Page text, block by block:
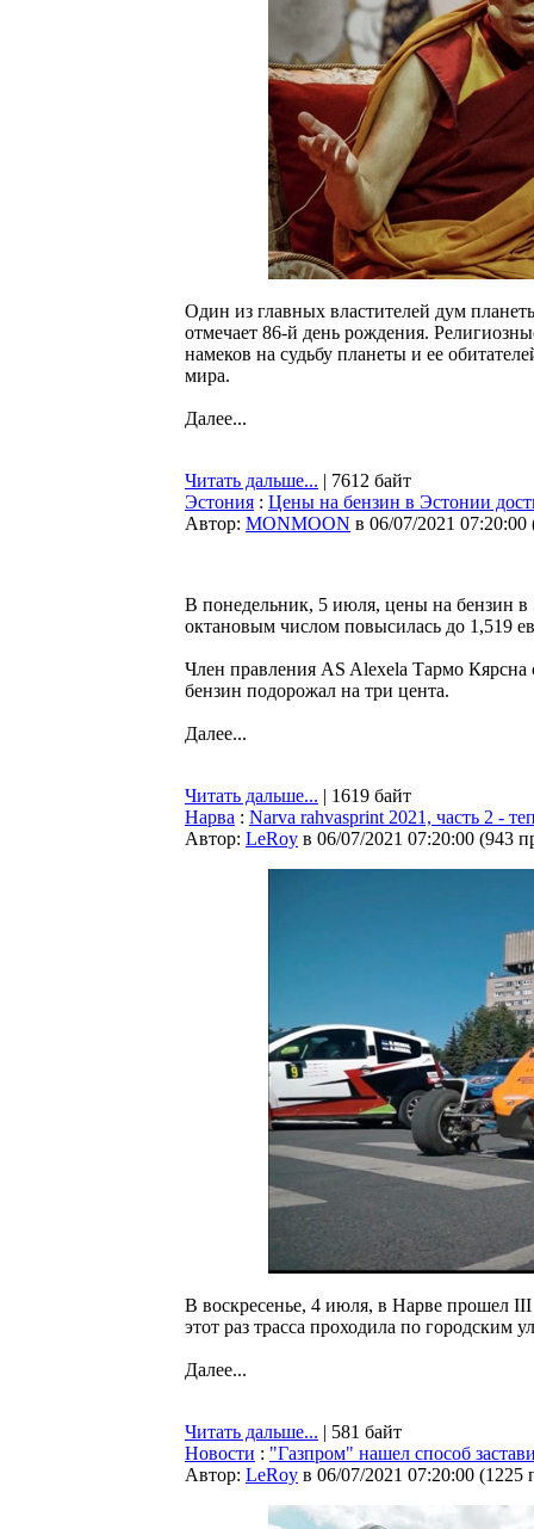
Один из главных властителей дум
отмечает 86-й день рождения.
намеков на судьбу планеты и ее
мира.
Далее...
Читать дальше... | 7612 байт
Эстония : Цены на бензин в Эстонии
Автор: MONMOON в 06/07/2021 07:20:00
В понедельник, 5 июля, цены на бензин в
октановым числом повысилась до 1,519
Член правления AS Alexela Тармо
бензин подорожал на три цента.
Далее...
Читать дальше... | 1619 байт
Нарва : Narva rahvasprint 2021, часть 2 -
Автор: LeRoy в 06/07/2021 07:20:00 (943
В воскресенье, 4 июля, в Нарве прошел
этот раз трасса проходила по городским
Далее...
Читать дальше... | 581 байт
Новости : "Газпром" нашел способ
Автор: LeRoy в 06/07/2021 07:20:00 (1225